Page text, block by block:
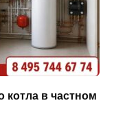
котла в частном